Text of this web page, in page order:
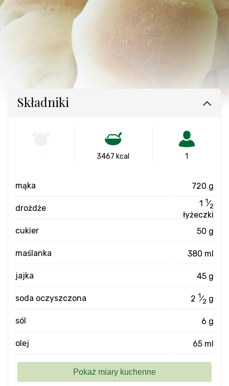
Składniki
3467 kcal 1
mąka 720 g
drożdże 1 1⁄2
łyżeczki
cukier
50 g
maślanka 380 ml
jajka 45 g
soda oczyszczona 2 1⁄2 g
sól 6 g
olej 65 ml